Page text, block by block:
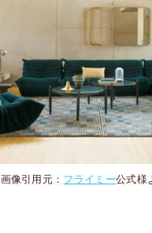
画像引用元： フライミー公式様